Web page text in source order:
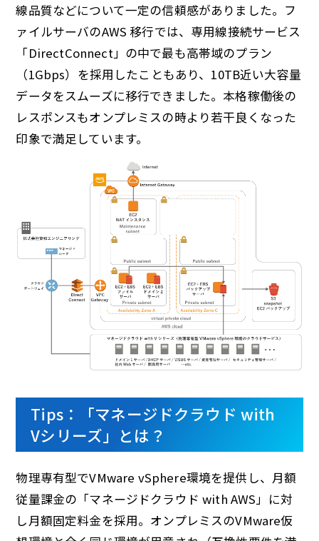
線品質などについて一定の信頼感がありました。フ
ァイルサーバのAWS 移行では、専用線接続サービス
「DirectConnect」の中で最も高帯域のプラン
（1Gbps）を採用したこともあり、10TB近い大容量
データをスムーズに移行できました。本格稼働後の
レスポンスもオンプレミスの時より若干良くなった
印象で満足しています。
Tips：「マネージドクラウド with
Vシリーズ」とは？
物理専有型でVMware vSphere環境を提供し、月額
従量課金の「マネージドクラウド with AWS」に対
し月額固定料金を採用。オンプレミスのVMware仮